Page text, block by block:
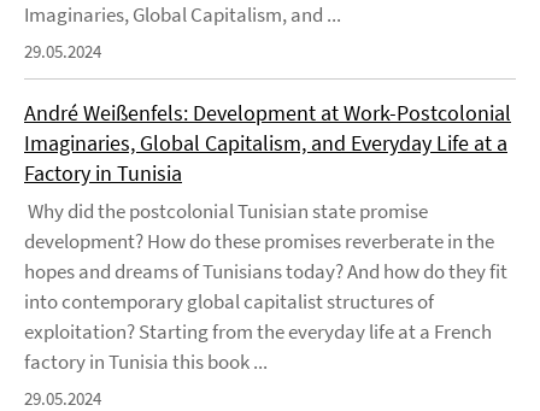
Imaginaries, Global Capitalism, and ...
29.05.2024
André Weißenfels: Development at Work-Postcolonial
Imaginaries, Global Capitalism, and Everyday Life at a
Factory in Tunisia
Why did the postcolonial Tunisian state promise
development? How do these promises reverberate in the
hopes and dreams of Tunisians today? And how do they fit
into contemporary global capitalist structures of
exploitation? Starting from the everyday life at a French
factory in Tunisia this book ...
29.05.2024